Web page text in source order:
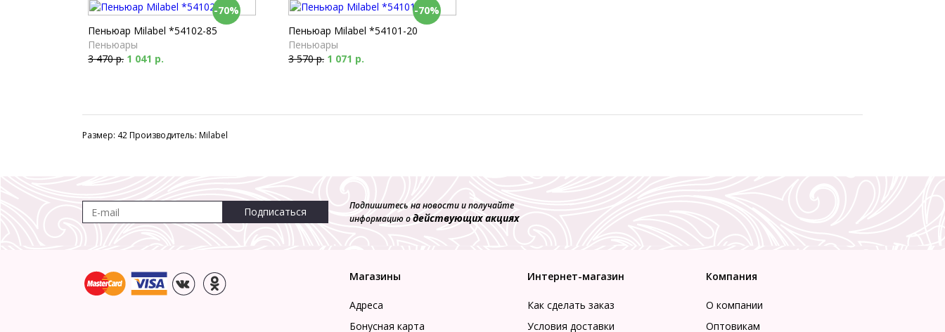
-70%
Пеньюар Milabel *54102-85
Пеньюары
3 470 р. 1 041 р.
-70%
Пеньюар Milabel *54101-20
Пеньюары
3 570 р. 1 071 р.
Размер: 42 Производитель: Milabel
Подписаться
Подпишитесь на новости и получайте
информацию одействующих акциях
Магазины
Адреса
Бонусная карта
Интернет-магазин
Как сделать заказ
Условия доставки
Компания
О компании
Оптовикам